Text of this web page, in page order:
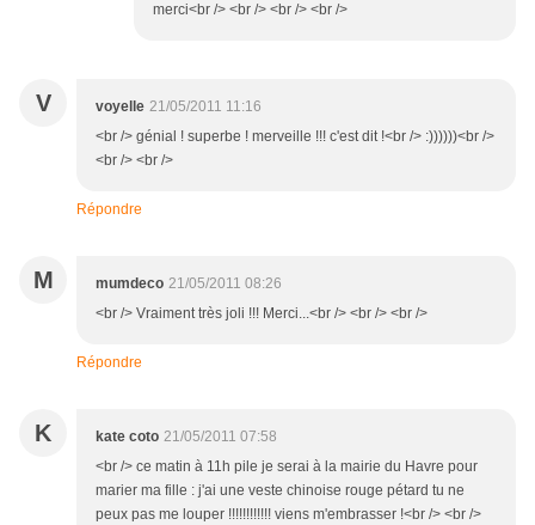
merci<br /> <br /> <br /> <br />
V voyelle 21/05/2011 11:16
<br /> génial ! superbe ! merveille !!! c'est dit !<br /> :))))))<br />
<br /> <br />
Répondre
M mumdeco 21/05/2011 08:26
<br /> Vraiment très joli !!! Merci...<br /> <br /> <br />
Répondre
K kate coto 21/05/2011 07:58
<br /> ce matin à 11h pile je serai à la mairie du Havre pour
marier ma fille : j'ai une veste chinoise rouge pétard tu ne
peux pas me louper !!!!!!!!!!!! viens m'embrasser !<br /> <br />